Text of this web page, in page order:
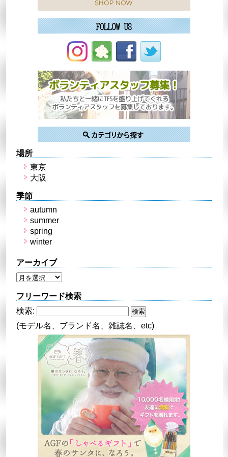
場所
東京
大阪
季節
autumn
summer
spring
winter
アーカイブ
フリーワード検索
検索:
(モデル名、ブランド名、雑誌名、etc)